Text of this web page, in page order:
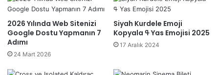
2026 Yılında Web Sitenizi
Google Dostu Yapmanın 7
Adımı
24 Mart 2026
Siyah Kurdele Emoji
Kopyala ߟ Yas Emojisi 2025
17 Aralık 2024